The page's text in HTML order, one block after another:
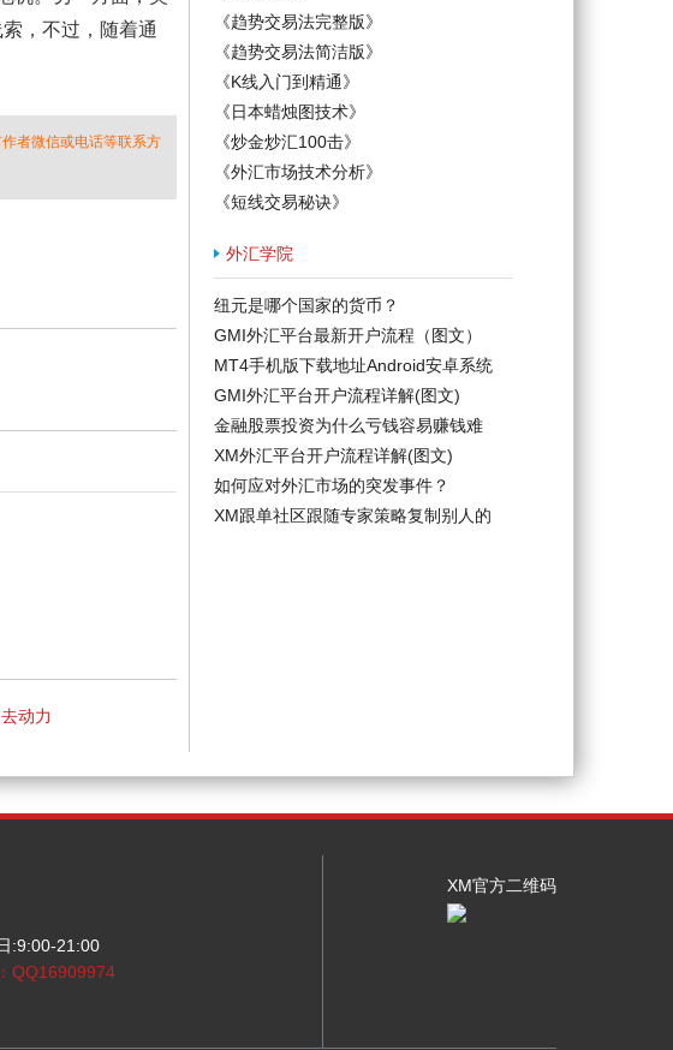
，不过，随着通
者微信或电话等联系方
动力
《趋势交易法完整版》
《趋势交易法简洁版》
《K线入门到精通》
《日本蜡烛图技术》
《炒金炒汇100击》
《外汇市场技术分析》
《短线交易秘诀》
外汇学院
纽元是哪个国家的货币？
GMI外汇平台最新开户流程（图文）
MT4手机版下载地址Android安卓系统
GMI外汇平台开户流程详解(图文)
金融股票投资为什么亏钱容易赚钱难
XM外汇平台开户流程详解(图文)
如何应对外汇市场的突发事件？
XM跟单社区跟随专家策略复制别人的
:9:00-21:00
QQ16909974
XM官方二维码